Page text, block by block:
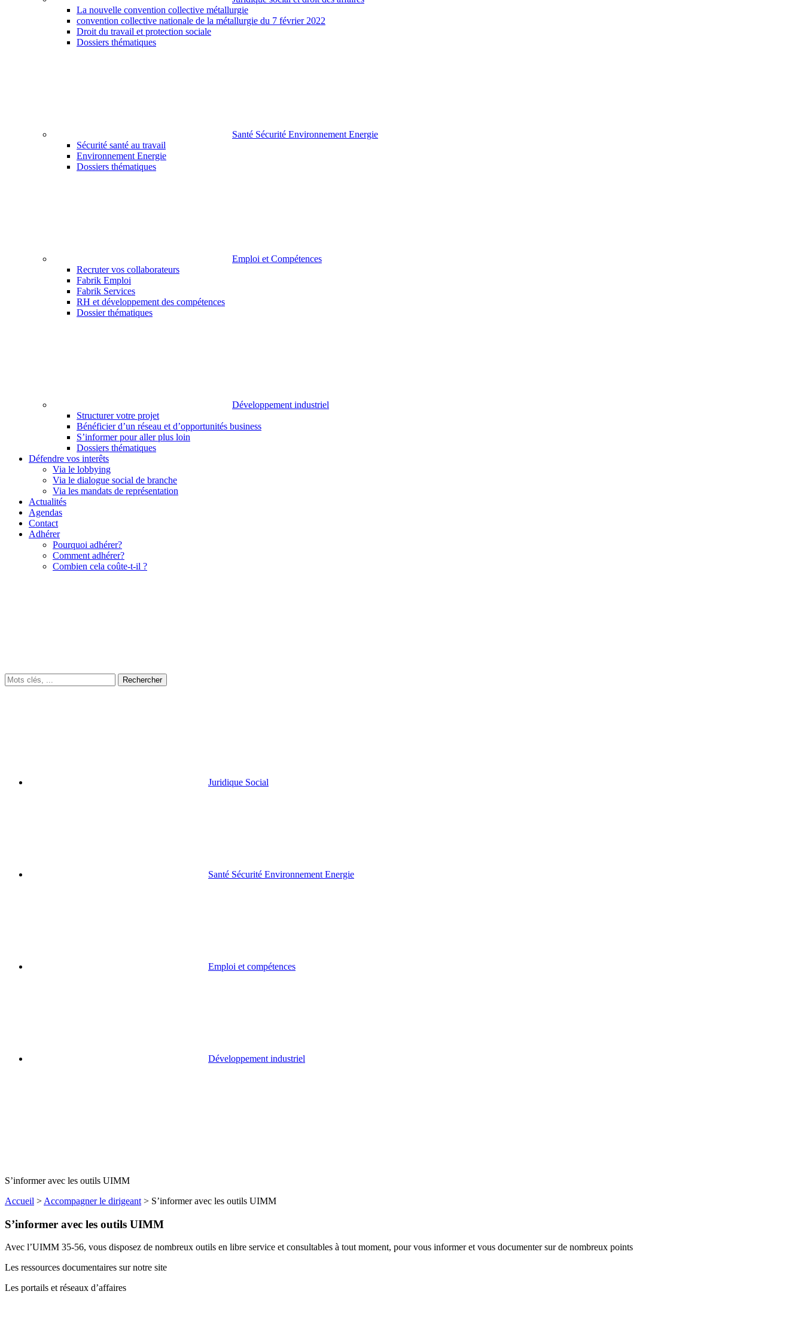
La nouvelle convention collective métallurgie
convention collective nationale de la métallurgie du 7 février 2022
Droit du travail et protection sociale
Dossiers thématiques
Santé Sécurité Environnement Energie
Sécurité santé au travail
Environnement Energie
Dossiers thématiques
Emploi et Compétences
Recruter vos collaborateurs
Fabrik Emploi
Fabrik Services
RH et développement des compétences
Dossier thématiques
Développement industriel
Structurer votre projet
Bénéficier d’un réseau et d’opportunités business
S’informer pour aller plus loin
Dossiers thématiques
Défendre vos interêts
Via le lobbying
Via le dialogue social de branche
Via les mandats de représentation
Actualités
Agendas
Contact
Adhérer
Pourquoi adhérer?
Comment adhérer?
Combien cela coûte-t-il ?
Juridique Social
Santé Sécurité Environnement Energie
Emploi et compétences
Développement industriel
S’informer avec les outils UIMM
Accueil > Accompagner le dirigeant > S’informer avec les outils UIMM
S’informer avec les outils UIMM
Avec l’UIMM 35-56, vous disposez de nombreux outils en libre service et consultables à tout moment, pour vous informer et vous documenter sur de nombreux points
Les ressources documentaires sur notre site
Les portails et réseaux d’affaires